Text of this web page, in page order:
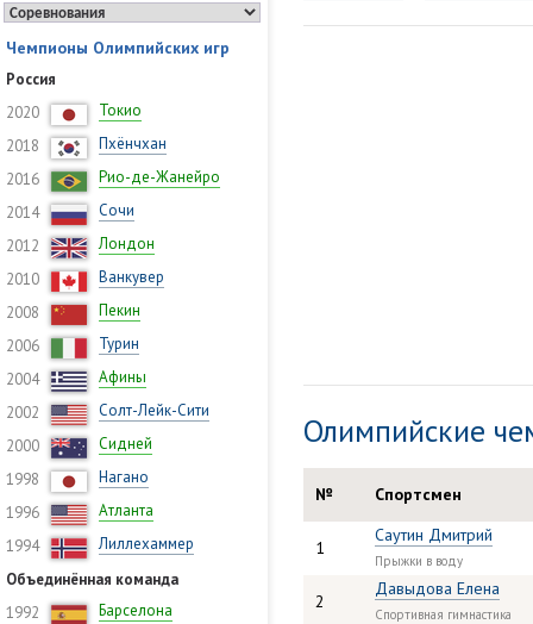
Чемпионы Олимпийских игр
Россия
2020
Токио
2018
Пхёнчхан
2016
Рио-де-Жанейро
2014
Сочи
2012
Лондон
2010
Ванкувер
2008
Пекин
2006
Турин
2004
Афины
2002
Солт-Лейк-Сити
2000
Сидней
1998
Нагано
1996
Атланта
1994
Лиллехаммер
Объединённая команда
1992
Барселона
Олимпийские
№ Спортсмен
1
Саутин Дмитрий
Прыжки в воду
2
Давыдова Елена
Спортивная гимнастика